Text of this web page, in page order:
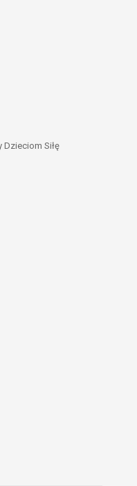
Dzieciom Siłę